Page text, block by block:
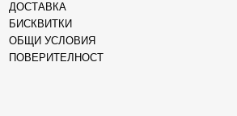
ДОСТАВКА
БИСКВИТКИ
ОБЩИ УСЛОВИЯ
ПОВЕРИТЕЛНОСТ